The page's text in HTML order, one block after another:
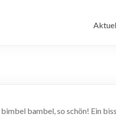
bambel, so schön! Ein